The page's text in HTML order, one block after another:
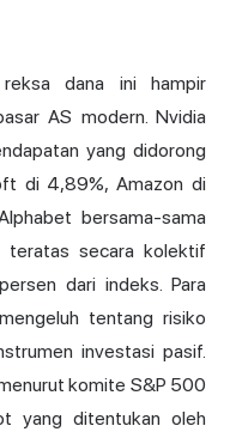
dana ini hampir
AS modern. Nvidia
yang didorong
di 4,89%, Amazon di
bersama-sama
teratas secara kolektif
dari indeks. Para
tentang risiko
investasi pasif.
komite S&P 500
yang ditentukan oleh